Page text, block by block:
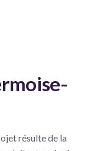
résulte de la